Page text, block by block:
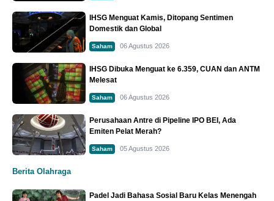
IHSG Menguat Kamis, Ditopang Sentimen
Domestik dan Global
Saham 06 Agustus 2026
IHSG Dibuka Menguat ke 6.359, CUAN dan ANTM
Melesat
Saham 06 Agustus 2026
Perusahaan Antre di Pipeline IPO BEI, Ada
Emiten Pelat Merah?
Saham 05 Agustus 2026
Berita Olahraga
Padel Jadi Bahasa Sosial Baru Kelas Menengah